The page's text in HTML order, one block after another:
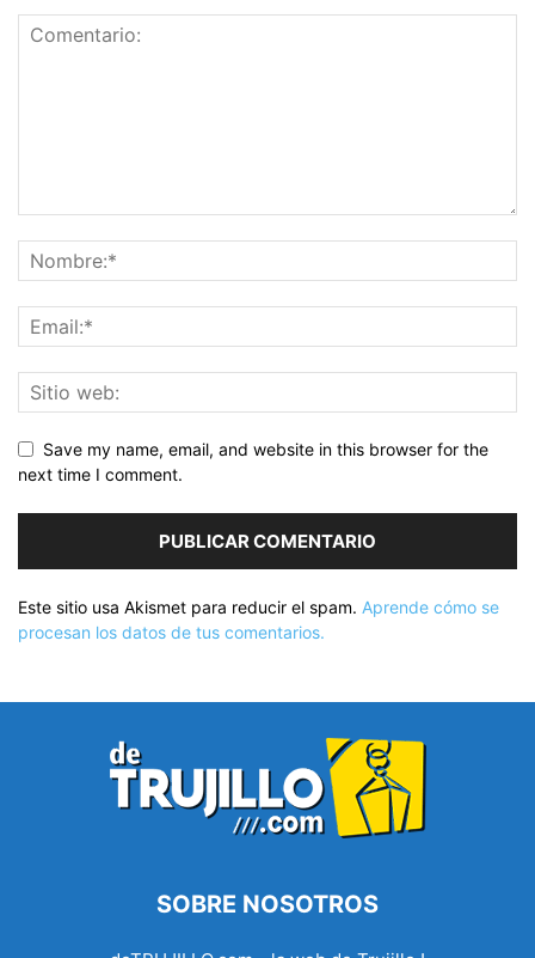
Save my name, email, and website in this browser for the
next time I comment.
Este sitio usa Akismet para reducir el spam. Aprende cómo se
procesan los datos de tus comentarios.
SOBRE NOSOTROS